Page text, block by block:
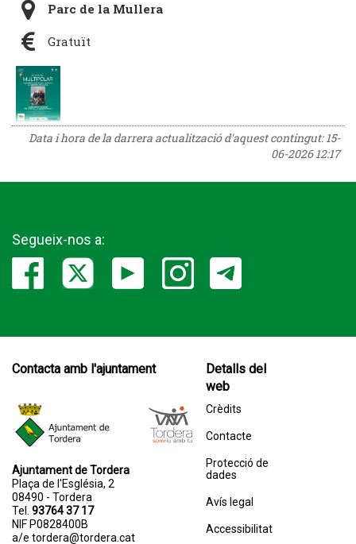
Parc de la Mullera
Gratuït
Data i hora de la darrera actualització d'aquest contingut:15-
06-2026 12:17
Segueix-nos a:
Contacta amb l'ajuntament
Ajuntament de Tordera
Plaça de l'Església, 2
08490 - Tordera
Tel. 93764 37 17
NIF P0828400B
a/e tordera@tordera.cat
Detalls del
web
Crèdits
Contacte
Protecció de
dades
Avís legal
Accessibilitat